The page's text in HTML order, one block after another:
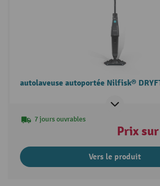
autolaveuse autoportée Nilfisk®
7 jours ouvrables
Prix
Vers le produit